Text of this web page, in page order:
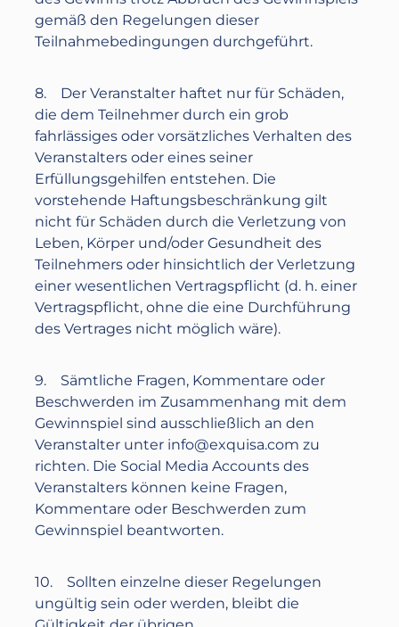
gemäß den Regelungen dieser
Teilnahmebedingungen durchgeführt.
8. Der Veranstalter haftet nur für Schäden,
die dem Teilnehmer durch ein grob
fahrlässiges oder vorsätzliches Verhalten des
Veranstalters oder eines seiner
Erfüllungsgehilfen entstehen. Die
vorstehende Haftungsbeschränkung gilt
nicht für Schäden durch die Verletzung von
Leben, Körper und/oder Gesundheit des
Teilnehmers oder hinsichtlich der Verletzung
einer wesentlichen Vertragspflicht (d. h. einer
Vertragspflicht, ohne die eine Durchführung
des Vertrages nicht möglich wäre).
9. Sämtliche Fragen, Kommentare oder
Beschwerden im Zusammenhang mit dem
Gewinnspiel sind ausschließlich an den
Veranstalter unter info@exquisa.com zu
richten. Die Social Media Accounts des
Veranstalters können keine Fragen,
Kommentare oder Beschwerden zum
Gewinnspiel beantworten.
10. Sollten einzelne dieser Regelungen
ungültig sein oder werden, bleibt die